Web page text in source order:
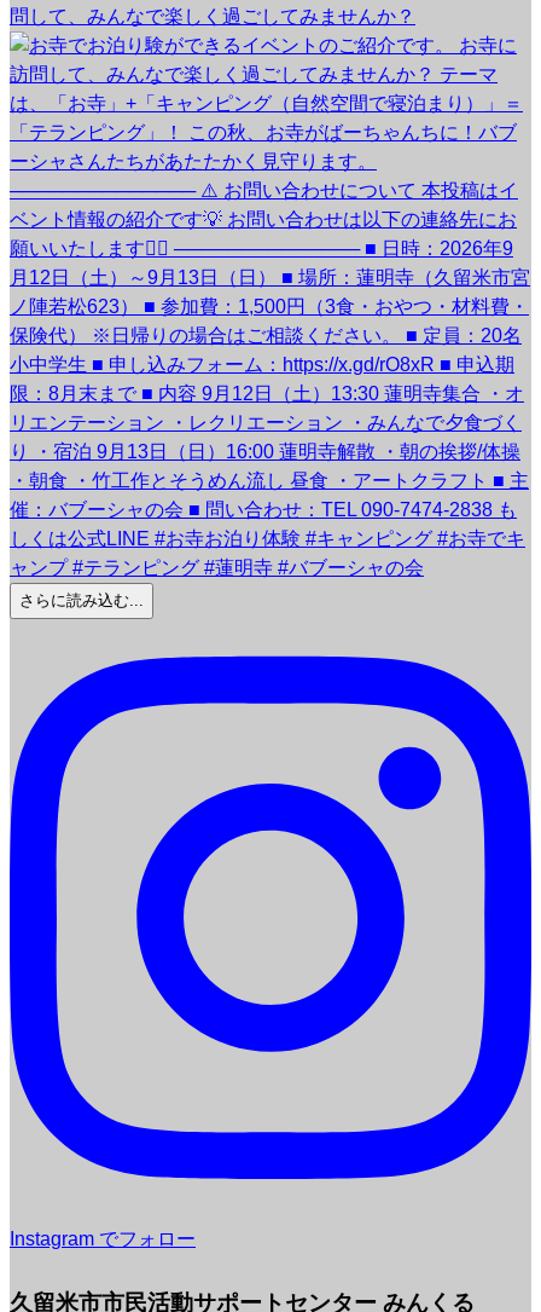
問して、みんなで楽しく過ごしてみませんか？
さらに読み込む...
Instagram でフォロー
久留米市市民活動サポートセンター みんくる